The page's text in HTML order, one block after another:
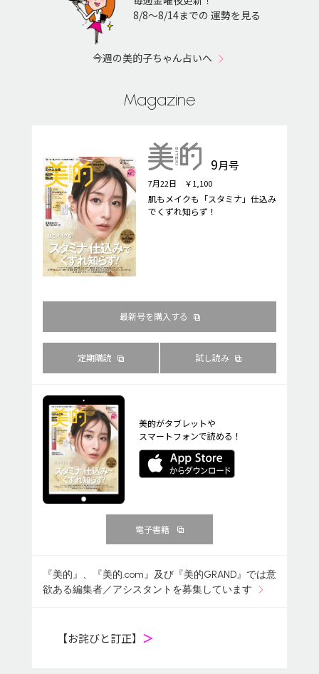
8/8〜8/14までの 運勢を見る
今週の美的子ちゃん占いへ
Magazine
9月号
7月22日 ￥1,100
肌もメイクも「スタミナ」仕込み
でくずれ知らず！
最新号を購入する
定期購読 試し読み
美的がタブレットや
スマートフォンで読める！
電子書籍
『美的』、『美的.com』及び『美的GRAND』では意
欲ある編集者／アシスタントを募集しています
【お詫びと訂正】 ＞